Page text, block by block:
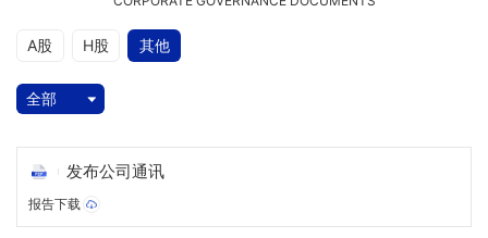
A股 H股 其他
全部
发布公司通讯
报告下载